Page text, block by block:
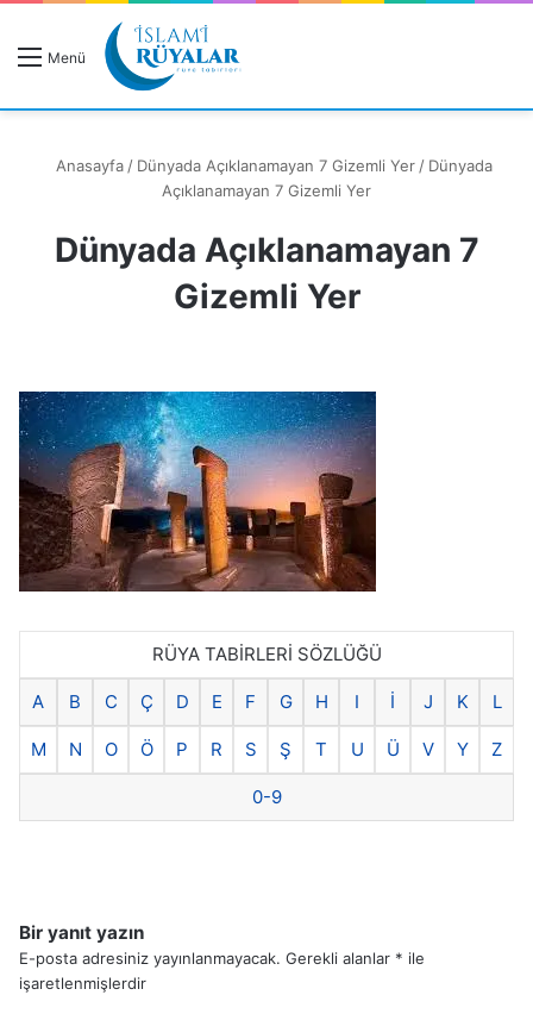
Menü
Anasayfa / Dünyada Açıklanamayan 7 Gizemli Yer / Dünyada
Açıklanamayan 7 Gizemli Yer
Dünyada Açıklanamayan 7
Gizemli Yer
RÜYA TABİRLERİ SÖZLÜĞÜ
A B C Ç D E F G H I İ J K L
M N O Ö P R S Ş T U Ü V Y Z
0-9
Bir yanıt yazın
E-posta adresiniz yayınlanmayacak. Gerekli alanlar * ile
işaretlenmişlerdir
Rüyanızı Arayın